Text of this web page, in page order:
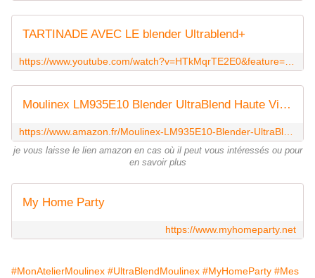
TARTINADE AVEC LE blender Ultrablend+
Moulinex LM935E10 Blender UltraBlend Haute Vitesse Noir/Silver
je vous laisse le lien amazon en cas où il peut vous intéressés ou pour
en savoir plus
My Home Party
https://www.myhomeparty.net
#MonAtelierMoulinex #UltraBlendMoulinex #MyHomeParty #Mes